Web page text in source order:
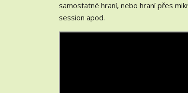
samostatné hraní, nebo hraní přes
session apod.